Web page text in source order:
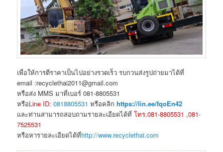
เพื่อให้การตีราคาเป็นไปอย่างรวดเร็ว รบกวนส่งรูปถ่ายมาได้ที่
email :recyclethai2011@gmail.com
หรือส่ง MMS มาที่เบอร์ 081-8805531
หรือLine ID:0818805531 หรือคลิกhttps://lin.ee/fqoEn42
และท่านสามารถสอบถามรายละเอียดได้ที่โทร.081-8805531 ,081-
7525531
หรือหารายละเอียดได้ที่http://www.recyclethai.com